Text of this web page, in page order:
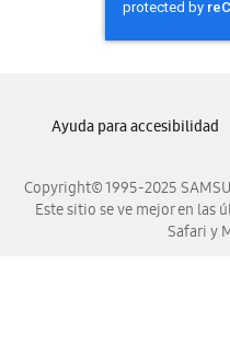
Copyright© 1995-2025
Este sitio se ve mejor en las
Safari y
Ayuda para accesibilidad